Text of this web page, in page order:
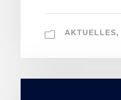
AKTUELLES,